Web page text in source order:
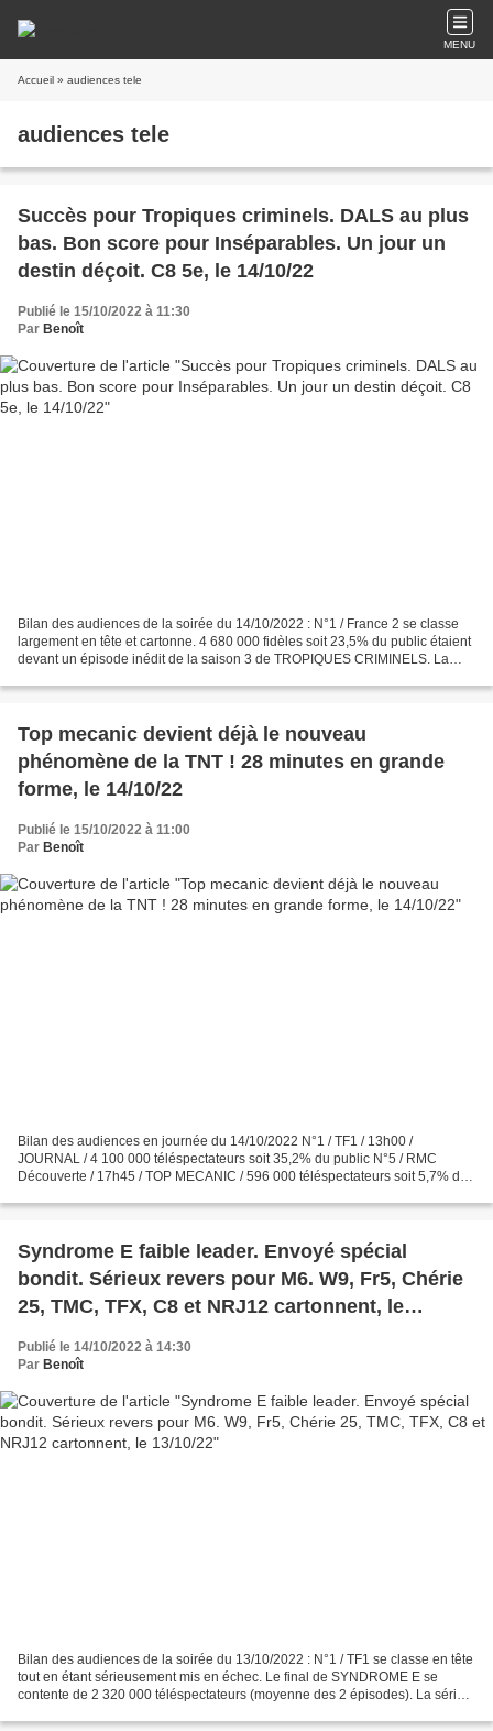
MENU
Accueil » audiences tele
audiences tele
Succès pour Tropiques criminels. DALS au plus
bas. Bon score pour Inséparables. Un jour un
destin déçoit. C8 5e, le 14/10/22
Publié le 15/10/2022 à 11:30
Par Benoît
Bilan des audiences de la soirée du 14/10/2022 : N°1 / France 2 se classe
largement en tête et cartonne. 4 680 000 fidèles soit 23,5% du public étaient
devant un épisode inédit de la saison 3 de TROPIQUES CRIMINELS. La
Top mecanic devient déjà le nouveau
phénomène de la TNT ! 28 minutes en grande
forme, le 14/10/22
Publié le 15/10/2022 à 11:00
Par Benoît
Bilan des audiences en journée du 14/10/2022 N°1 / TF1 / 13h00 /
JOURNAL / 4 100 000 téléspectateurs soit 35,2% du public N°5 / RMC
Découverte / 17h45 / TOP MECANIC / 596 000 téléspectateurs soit 5,7% du
Syndrome E faible leader. Envoyé spécial
bondit. Sérieux revers pour M6. W9, Fr5, Chérie
25, TMC, TFX, C8 et NRJ12 cartonnent, le
13/10/22
Publié le 14/10/2022 à 14:30
Par Benoît
Bilan des audiences de la soirée du 13/10/2022 : N°1 / TF1 se classe en tête
tout en étant sérieusement mis en échec. Le final de SYNDROME E se
contente de 2 320 000 téléspectateurs (moyenne des 2 épisodes). La série